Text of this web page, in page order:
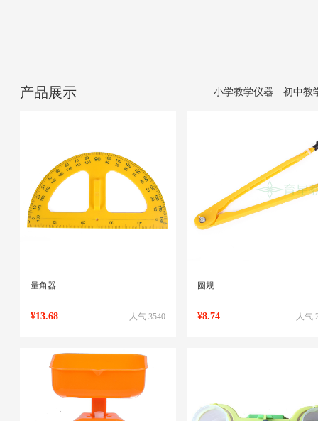
产品展示 小学教学仪器 初中教
量角器
人气 3540
¥13.68
圆规
人气
¥8.74